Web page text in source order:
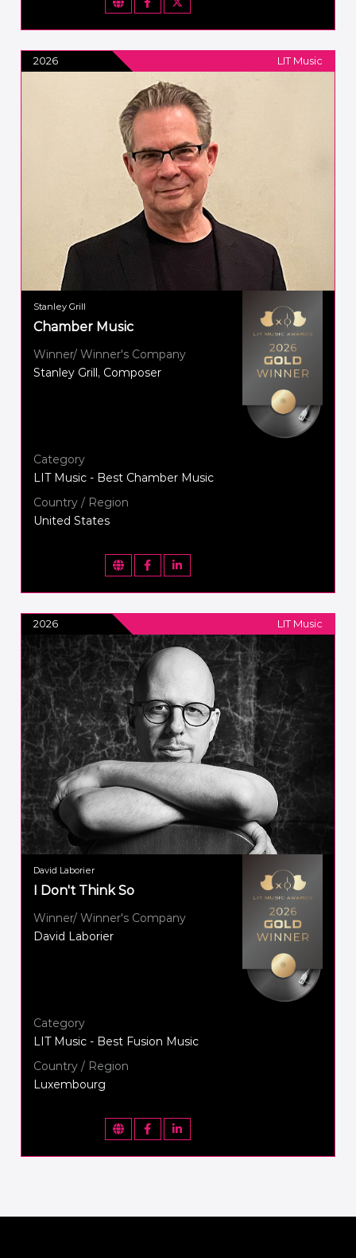
2026 LIT Music
Stanley Grill
Chamber Music
Winner/ Winner's Company
Stanley Grill, Composer
Category
LIT Music - Best Chamber Music
Country / Region
United States
2026 LIT Music
David Laborier
I Don't Think So
Winner/ Winner's Company
David Laborier
Category
LIT Music - Best Fusion Music
Country / Region
Luxembourg